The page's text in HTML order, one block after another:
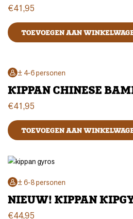
€41,95
TOEVOEGEN AAN
± 4-6 personen
KIPPAN CHINESE
€41,95
TOEVOEGEN AAN
± 6-8 personen
NIEUW! KIPPAN
€44,95